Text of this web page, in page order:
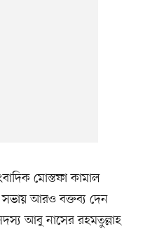
মোস্তফা কামাল
আরও বক্তব্য দেন
আবু নাসের রহমতুল্লাহ